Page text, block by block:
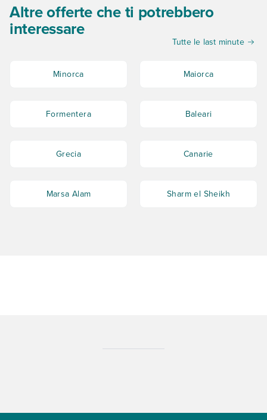
Altre offerte che ti potrebbero
interessare
Tutte le last minute
Minorca Maiorca
Formentera Baleari
Grecia Canarie
Marsa Alam Sharm el Sheikh